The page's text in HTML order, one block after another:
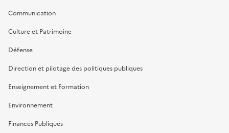
Communication
Culture et Patrimoine
Défense
Direction et pilotage des politiques publiques
Enseignement et Formation
Environnement
Finances Publiques